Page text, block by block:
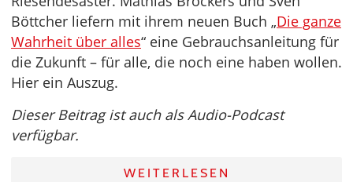
Böttcher liefern mit ihrem neuen Buch „Die ganze
Wahrheit über alles“ eine Gebrauchsanleitung für
die Zukunft – für alle, die noch eine haben wollen.
Hier ein Auszug.
Dieser Beitrag ist auch als Audio-Podcast
verfügbar.
WEITERLESEN